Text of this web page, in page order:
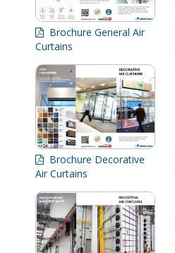
Brochure General Air
Curtains
Brochure Decorative
Air Curtains